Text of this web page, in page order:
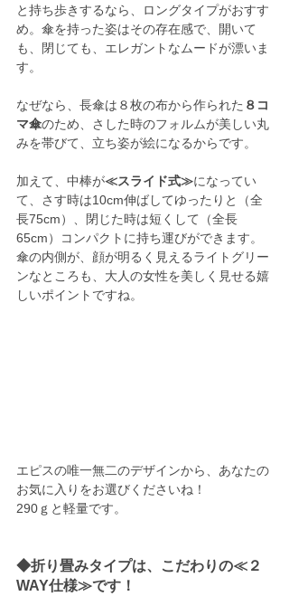
と持ち歩きするなら、ロングタイプがおすす
め。傘を持った姿はその存在感で、開いて
も、閉じても、エレガントなムードが漂いま
す。
なぜなら、長傘は８枚の布から作られた ８コ
マ傘のため、さした時のフォルムが美しい丸
みを帯びて、立ち姿が絵になるからです。
加えて、中棒が≪スライド式≫になってい
て、さす時は10cm伸ばしてゆったりと（全
長75cm）、閉じた時は短くして（全長
65cm）コンパクトに持ち運びができます。
傘の内側が、顔が明るく見えるライトグリー
ンなところも、大人の女性を美しく見せる嬉
しいポイントですね。
エピスの唯一無二のデザインから、あなたの
お気に入りをお選びくださいね！
290ｇと軽量です。
◆折り畳みタイプは、こだわりの≪２
WAY仕様≫です！